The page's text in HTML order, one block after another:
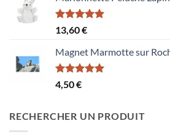
Note5.00
sur 5
13,60€
Magnet Marmotte sur
Note5.00
sur 5
4,50€
RECHERCHER UN PRODUIT